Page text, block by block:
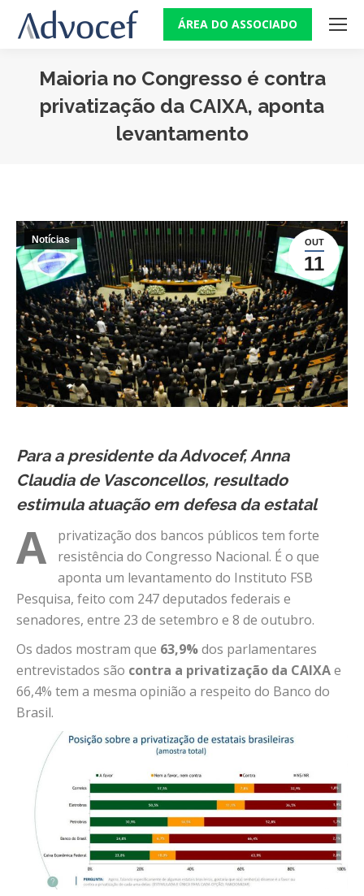
ÁREA DO ASSOCIADO
Maioria no Congresso é contra
privatização da CAIXA, aponta
levantamento
OUT
11
Notícias
Para a presidente da Advocef, Anna
Claudia de Vasconcellos, resultado
estimula atuação em defesa da estatal
A
privatização dos bancos públicos tem forte
resistência do Congresso Nacional. É o que
aponta um levantamento do Instituto FSB
Pesquisa, feito com 247 deputados federais e
senadores, entre 23 de setembro e 8 de outubro.
Os dados mostram que 63,9%dos parlamentares
entrevistados são contra a privatização da CAIXAe
66,4% tem a mesma opinião a respeito do Banco do
Brasil.